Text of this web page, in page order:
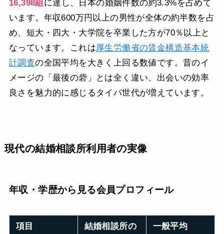
16,398組 に達し、日本の婚姻件数の約3.3%を占めて
います。年収600万円以上の男性が全体の約半数を占
め、短大・四大・大学院を卒業した方が70％以上と
なっています。これは厚生労働省の賃金構造基本統
計調査の全国平均を大きく上回る数値です。昔のイ
メージの「最後の砦」とは全く違い、出会いの効率
良さを魅力的に感じるタイパ世代が増えています。
現代の結婚相談所利用者の実像
年収・学歴から見る会員プロフィール
項目 結婚相談所の 一般平均